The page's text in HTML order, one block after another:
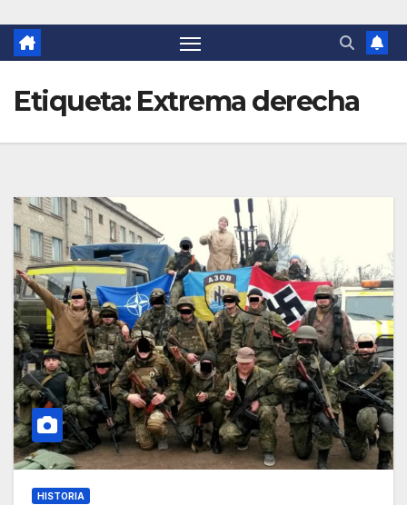
Etiqueta: Extrema derecha
HISTORIA